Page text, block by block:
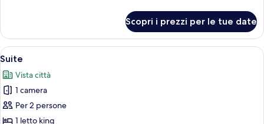
Economy
Scopri i prezzi per le tue date
Apri
tutte
le
foto
per
Suite
Una camera da letto moderna con
9
Suite
Vista città
1 camera
Per 2 persone
1 letto king